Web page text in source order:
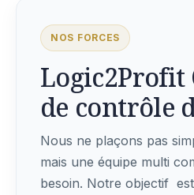
NOS FORCES
Logic2Profit
de contrôle
Nous ne plaçons pas
mais une équipe multi
besoin. Notre objectif